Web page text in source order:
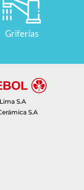
Griferías
S.A
S.A